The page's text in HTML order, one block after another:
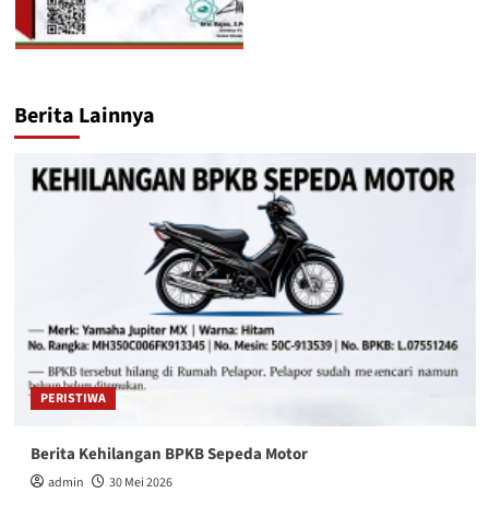
Berita Lainnya
PERISTIWA
Berita Kehilangan BPKB Sepeda Motor
admin 30 Mei 2026